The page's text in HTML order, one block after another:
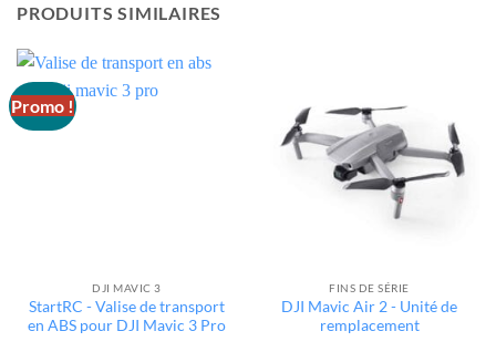
PRODUITS SIMILAIRES
Promo !
DJI MAVIC 3
StartRC - Valise de transport
en ABS pour DJI Mavic 3 Pro
FINS DE SÉRIE
DJI Mavic Air 2 - Unité de
remplacement